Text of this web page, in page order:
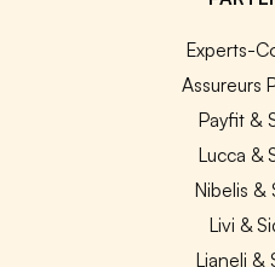
Experts-
Assureurs
Payfit &
Lucca &
Nibelis &
Livi &
Lianeli &